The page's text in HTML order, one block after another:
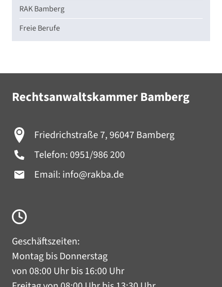
RAK Bamberg
Freie Berufe
Rechtsanwaltskammer Bamberg
Friedrichstraße 7, 96047 Bamberg
Telefon: 0951/986 200
Email: info@rakba.de
Geschäftszeiten:
Montag bis Donnerstag
von 08:00 Uhr bis 16:00 Uhr